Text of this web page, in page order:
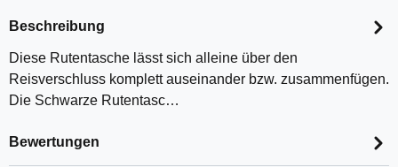
Beschreibung
Diese Rutentasche lässt sich alleine über den
Reisverschluss komplett auseinander bzw. zusammenfügen.
Die Schwarze Rutentasc…
Bewertungen